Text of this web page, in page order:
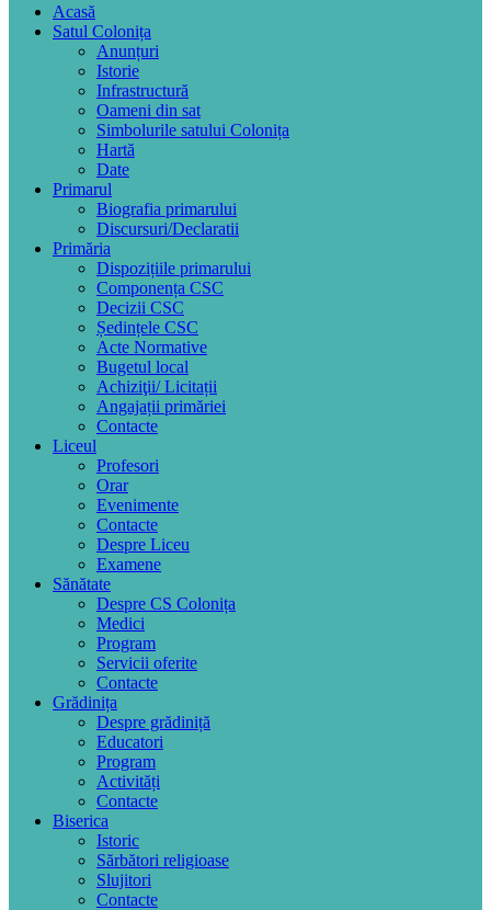
Acasă
Satul Colonița
Anunțuri
Istorie
Infrastructură
Oameni din sat
Simbolurile satului Colonița
Hartă
Date
Primarul
Biografia primarului
Discursuri/Declaratii
Primăria
Dispozițiile primarului
Componența CSC
Decizii CSC
Ședințele CSC
Acte Normative
Bugetul local
Achiziţii/ Licitații
Angajații primăriei
Contacte
Liceul
Profesori
Orar
Evenimente
Contacte
Despre Liceu
Examene
Sănătate
Despre CS Colonița
Medici
Program
Servicii oferite
Contacte
Grădinița
Despre grădiniță
Educatori
Program
Activități
Contacte
Biserica
Istoric
Sărbători religioase
Slujitori
Contacte